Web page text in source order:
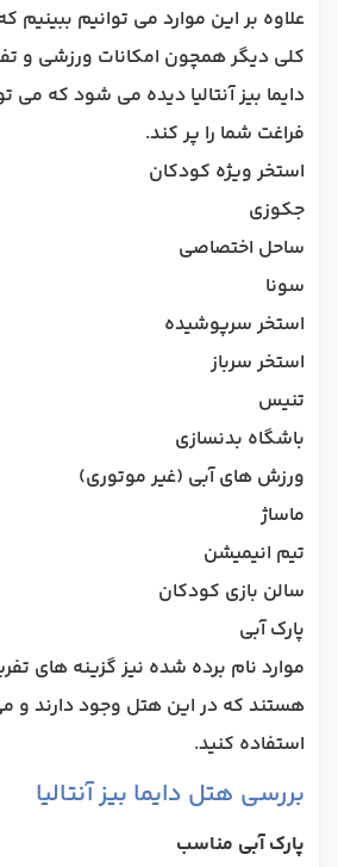
علاوه بر این موارد می توانیم
کلی دیگر همچون امکانات ورزشی و
دایما بیز آنتالیا دیده می شود که می
فراغت شما را پر کند.
استخر ویژه کودکان
جکوزی
ساحل اختصاصی
سونا
استخر سرپوشیده
استخر سرباز
تنیس
باشگاه بدنسازی
ورزش های آبی (غیر موتوری)
ماساژ
تیم انیمیشن
سالن بازی کودکان
پارک آبی
موارد نام برده شده نیز گزینه های
هستند که در این هتل وجود دارند و
استفاده کنید.
بررسی هتل دایما بیز آنتالیا
پارک آبی مناسب